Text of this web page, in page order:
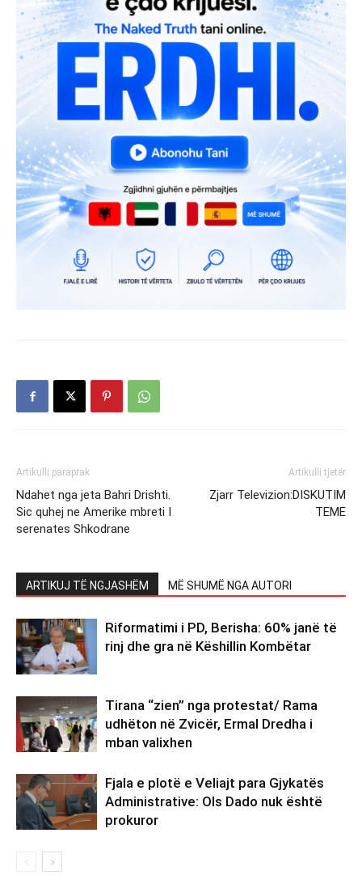
Artikulli paraprak
Ndahet nga jeta Bahri Drishti.
Sic quhej ne Amerike mbreti I
serenates Shkodrane
Artikulli tjetër
Zjarr Televizion:DISKUTIM
TEME
ARTIKUJ TË NGJASHËM MË SHUMË NGA AUTORI
Riformatimi i PD, Berisha: 60% janë të
rinj dhe gra në Këshillin Kombëtar
Tirana “zien” nga protestat/ Rama
udhëton në Zvicër, Ermal Dredha i
mban valixhen
Fjala e plotë e Veliajt para Gjykatës
Administrative: Ols Dado nuk është
prokuror